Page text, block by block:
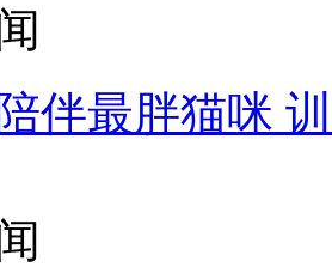
伴最胖猫咪